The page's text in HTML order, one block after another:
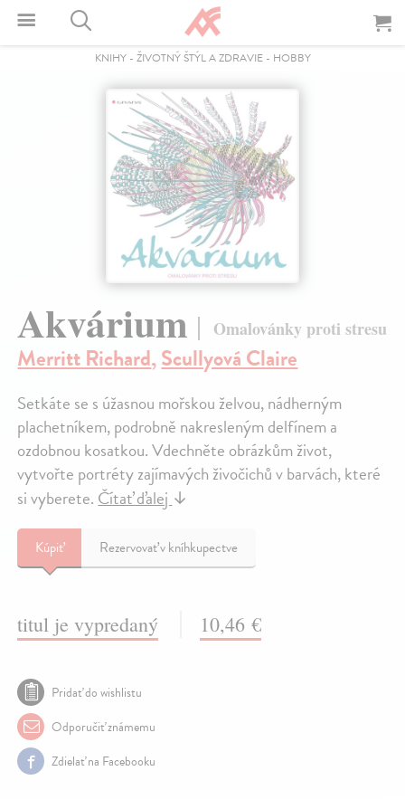
KNIHY- ŽIVOTNÝ ŠTÝL A ZDRAVIE- HOBBY
Akvárium Omalovánky proti stresu
Merritt Richard,Scullyová Claire
Setkáte se s úžasnou mořskou želvou, nádherným
plachetníkem, podrobně nakresleným delfínem a
ozdobnou kosatkou. Vdechněte obrázkům život,
vytvořte portréty zajímavých živočichů v barvách, které
si vyberete.Čítať ďalej↓
Kúpiť Rezervovať v kníhkupectve
titul je vypredaný 10,46 €
Pridať do wishlistu
Odporučiť známemu
Zdielať na Facebooku